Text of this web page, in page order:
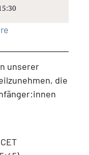
unserer
die